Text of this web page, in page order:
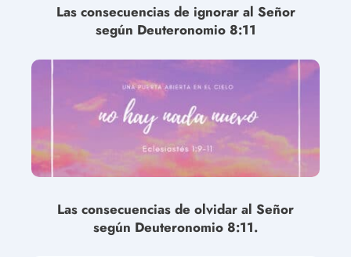
Las consecuencias de ignorar al Señor
según Deuteronomio 8:11
Las consecuencias de olvidar al Señor
según Deuteronomio 8:11.